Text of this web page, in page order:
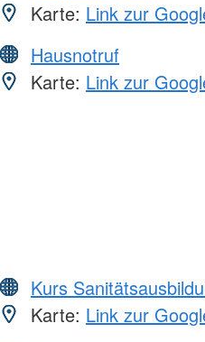
Karte: Link zur
Hausnotruf
Karte: Link zur
Kurs
Karte: Link zur